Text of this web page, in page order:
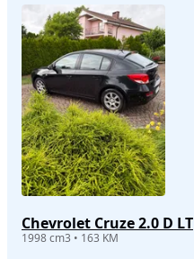
Chevrolet Cruze 2.0 D LT
1998 cm3 • 163 KM